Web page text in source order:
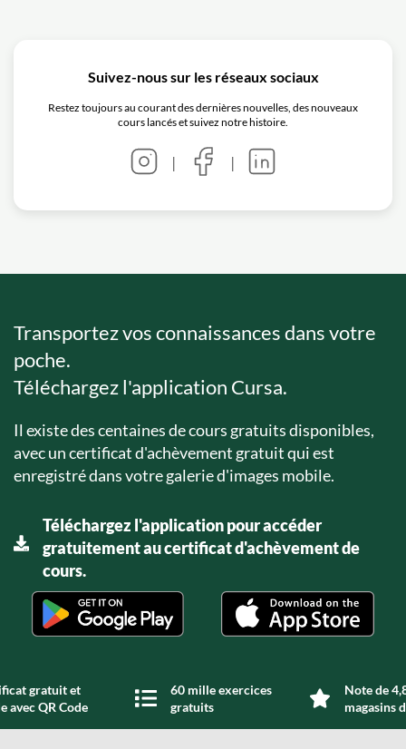
Suivez-nous sur les réseaux sociaux
Restez toujours au courant des dernières nouvelles, des nouveaux
cours lancés et suivez notre histoire.
| |
Transportez vos connaissances dans votre
poche.
Téléchargez l'application Cursa.
Il existe des centaines de cours gratuits disponibles,
avec un certificat d'achèvement gratuit qui est
enregistré dans votre galerie d'images mobile.
Téléchargez l'application pour accéder
gratuitement au certificat d'achèvement de
cours.
gratuit et
avec QR Code
60 mille exercices
gratuits
Note de
magasins